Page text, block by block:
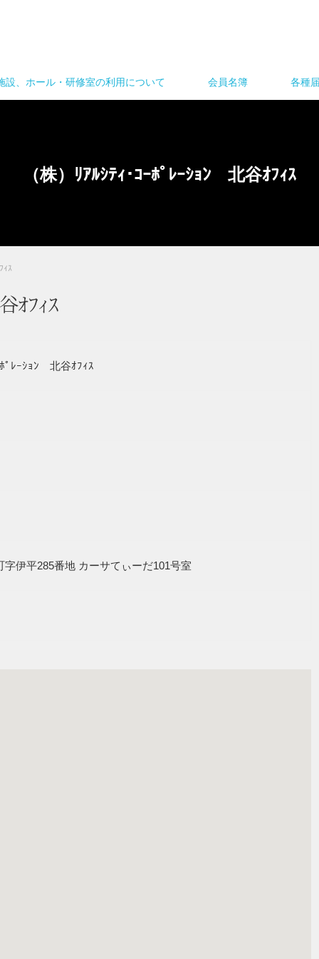
設、ホール・研修室の利用について 会員名簿 各種
（株）ﾘｱﾙｼﾃｨ･ｺｰﾎﾟﾚｰｼｮﾝ 北谷ｵﾌｨｽ
ｨｽ
ｵﾌｨｽ
ﾟﾚｰｼｮﾝ 北谷ｵﾌｨｽ
字伊平285番地 カーサてぃーだ101号室